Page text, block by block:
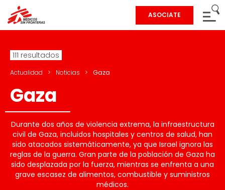
ASOCIATE
111 resultados
Actualidad > Noticias > Gaza
Gaza
Durante dos años de violencia extrema, la infraestructura
civil de Gaza, incluidos hospitales y centros de salud, han
sido atacados sistemáticamente, ya que Israel ignora las
reglas de la guerra. Gran parte de la población de Gaza ha
sido desplazada por la fuerza, mientras se enfrenta a una
grave escasez de alimentos, combustible y suministros
médicos.